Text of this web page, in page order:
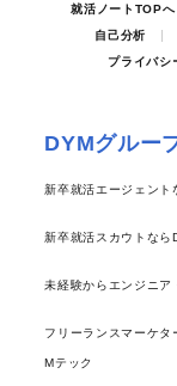
就活ノートTOPへ
自己分析
プライバシ
DYMグルー
新卒就活エージェント
新卒就活スカウトなら
未経験からエンジニア
フリーランスマーケ
Mテック